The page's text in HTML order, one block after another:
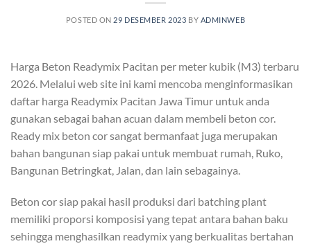
POSTED ON 29 DESEMBER 2023 BY ADMINWEB
Harga Beton Readymix Pacitan per meter kubik (M3) terbaru
2026. Melalui web site ini kami mencoba menginformasikan
daftar harga Readymix Pacitan Jawa Timur untuk anda
gunakan sebagai bahan acuan dalam membeli beton cor.
Ready mix beton cor sangat bermanfaat juga merupakan
bahan bangunan siap pakai untuk membuat rumah, Ruko,
Bangunan Betringkat, Jalan, dan lain sebagainya.
Beton cor siap pakai hasil produksi dari batching plant
memiliki proporsi komposisi yang tepat antara bahan baku
sehingga menghasilkan readymix yang berkualitas bertahan